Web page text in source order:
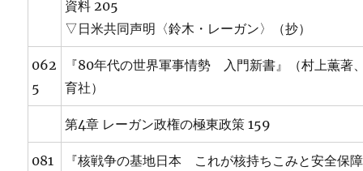
資料 205
▽日米共同声明〈鈴木・レーガン〉（抄）
062
5
『80年代の世界軍事情勢 入門新書』（村上薫著
育社）
第4章 レーガン政権の極東政策 159
081
『核戦争の基地日本 これが核持ちこみと安全保